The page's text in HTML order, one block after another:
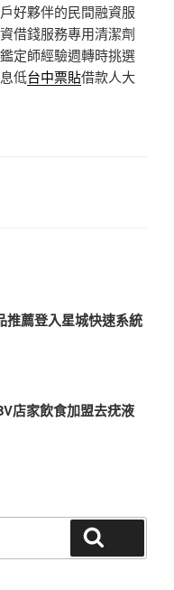
好夥伴的民間融資服
借錢服務專用清潔劑
定師經驗週轉時挑選
低台中票貼借款人大
推薦登入星城快速系統
店家飲食加盟去疣液